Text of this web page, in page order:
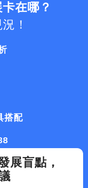
在哪？
！
搭配
展盲點，